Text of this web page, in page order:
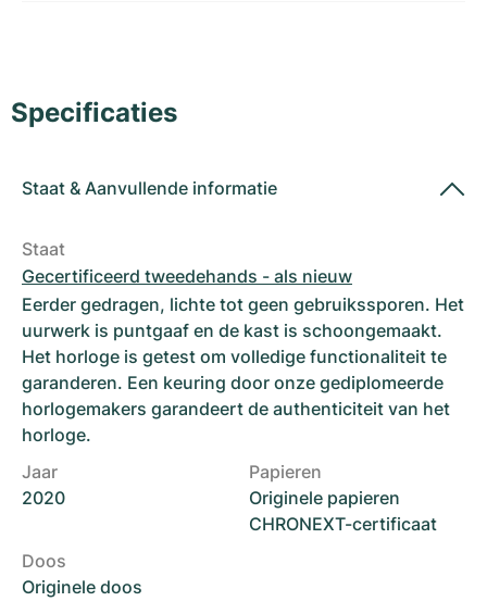
Specificaties
Staat & Aanvullende informatie
Staat
Gecertificeerd tweedehands - als nieuw
Eerder gedragen, lichte tot geen gebruikssporen. Het
uurwerk is puntgaaf en de kast is schoongemaakt.
Het horloge is getest om volledige functionaliteit te
garanderen. Een keuring door onze gediplomeerde
horlogemakers garandeert de authenticiteit van het
horloge.
Jaar
2020
Papieren
Originele papieren
CHRONEXT-certificaat
Doos
Originele doos